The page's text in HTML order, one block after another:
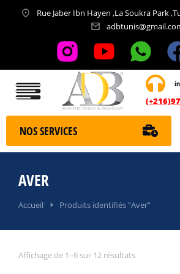
Rue Jaber Ibn Hayen ,La Soukra Park
Nos services
NOS SERVICES
AVER
Vous êtes ici :
Accueil Produits identifiés “Aver”
Affichage de 1–6 sur 12 résultats